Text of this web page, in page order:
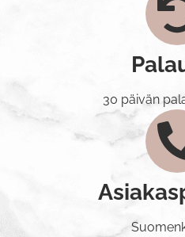
30 päivän